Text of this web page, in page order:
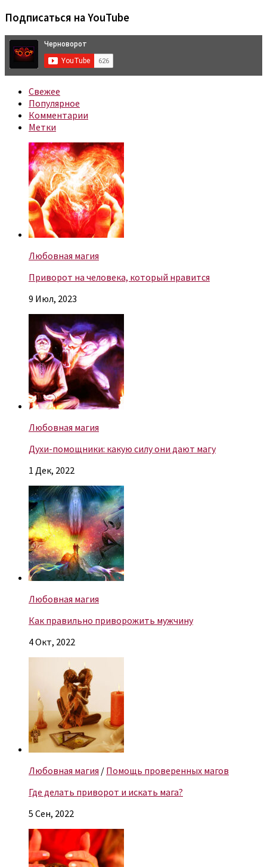
Подписаться на YouTube
Свежее
Популярное
Комментарии
Метки
Любовная магия
Приворот на человека, который нравится
9 Июл, 2023
Любовная магия
Духи-помощники: какую силу они дают магу
1 Дек, 2022
Любовная магия
Как правильно приворожить мужчину
4 Окт, 2022
Любовная магия / Помощь проверенных магов
Где делать приворот и искать мага?
5 Сен, 2022